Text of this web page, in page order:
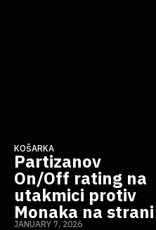
KOŠARKA
Partizanov
On/Off rating na
utakmici protiv
Monaka na strani
JANUARY 7, 2026